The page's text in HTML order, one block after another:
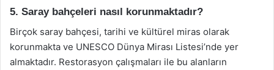
5. Saray bahçeleri nasıl korunmaktadır?
Birçok saray bahçesi, tarihi ve kültürel miras olarak
korunmakta ve UNESCO Dünya Mirası Listesi’nde yer
almaktadır. Restorasyon çalışmaları ile bu alanların